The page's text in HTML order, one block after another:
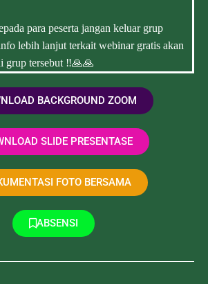
para peserta jangan keluar grup
lebih lanjut terkait webinar gratis akan
grup tersebut ‼️🙏🙏
BACKGROUND ZOOM
SLIDE PRESENTASE
FOTO BERSAMA
ABSENSI